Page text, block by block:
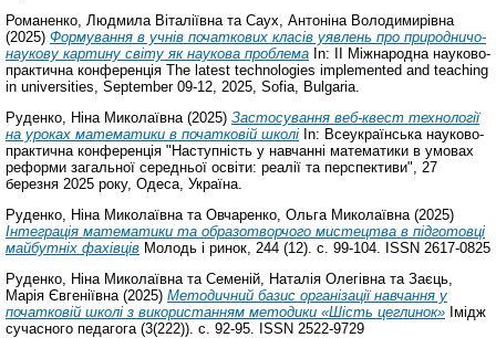
Романенко, Людмила Віталіївната Саух, Антоніна Володимирівна
(2025) Формування в учнів початкових класів уявлень про природничо-
наукову картину світу як наукова проблема In: II Міжнародна науково-
практична конференція The latest technologies implemented and teaching
in universities, September 09-12, 2025, Sofia, Bulgaria.
Руденко, Ніна Миколаївна(2025) Застосування веб-квест технології
на уроках математики в початковій школі In: Всеукраїнська науково-
практична конференція "Наступність у навчанні математики в умовах
реформи загальної середньої освіти: реалії та перспективи", 27
березня 2025 року, Одеса, Україна.
Руденко, Ніна Миколаївната Овчаренко, Ольга Миколаївна(2025)
Інтеграція математики та образотворчого мистецтва в підготовці
майбутніх фахівців Молодь і ринок, 244 (12). с. 99-104. ISSN 2617-0825
Руденко, Ніна Миколаївна та Семеній, Наталія Олегівна та Заєць,
Марія Євгеніївна (2025) Методичний базис організації навчання у
початковій школі з використанням методики «Шість цеглинок» Імідж
сучасного педагога (3(222)). с. 92-95. ISSN 2522-9729